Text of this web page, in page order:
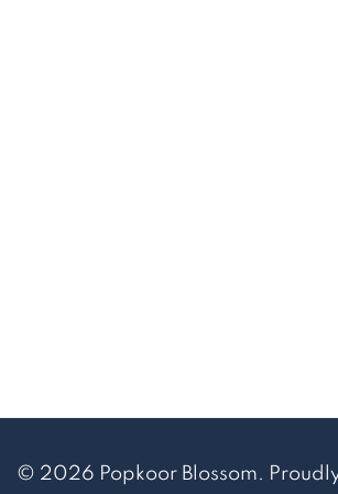
© 2026 Popkoor Blossom.